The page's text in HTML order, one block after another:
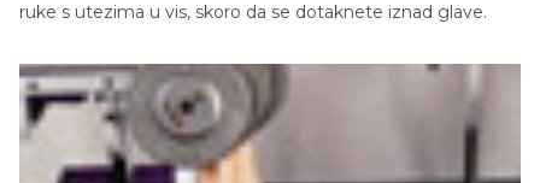
ruke s utezima u vis, skoro da se dotaknete iznad glave.